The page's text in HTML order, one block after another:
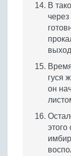
В
гуся
он